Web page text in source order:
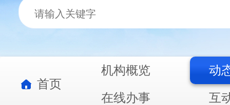
首页
机构概览
动
在线办事
互